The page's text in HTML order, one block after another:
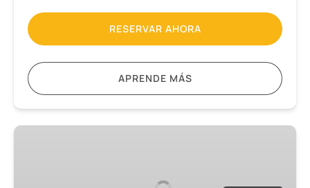
RESERVAR AHORA
APRENDE MÁS
Excursión